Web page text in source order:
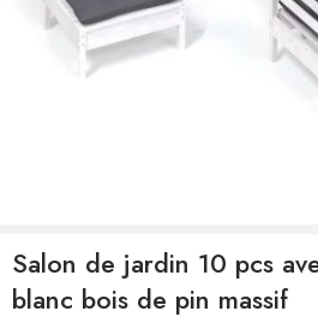
Salon de jardin 10 pcs
blanc bois de pin massif